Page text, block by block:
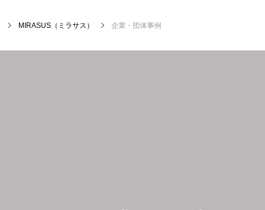
MIRASUS（ミラサス） 企業・団体事例